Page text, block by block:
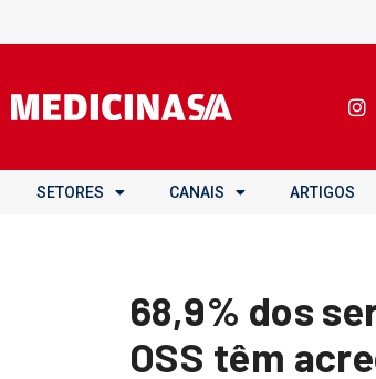
SETORES CANAIS ARTIGOS
68,9% dos
OSS têm